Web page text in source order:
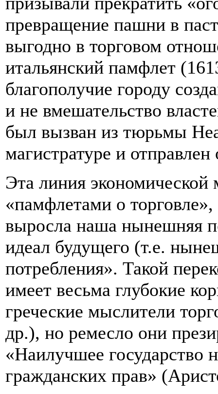
превращение пашни в
выгодно в торговом
итальянский памфлет
благополучие городу
и не вмешательство
был вызван из тюрьмы
магистратуре и
Эта линия
«памфлетами о
выросла наша нынешняя
идеал будущего (т.е.
потребления». Такой
имеет весьма глубокие
греческие мыслители
др.), но ремесло они
«Наилучшее государство
гражданских прав»